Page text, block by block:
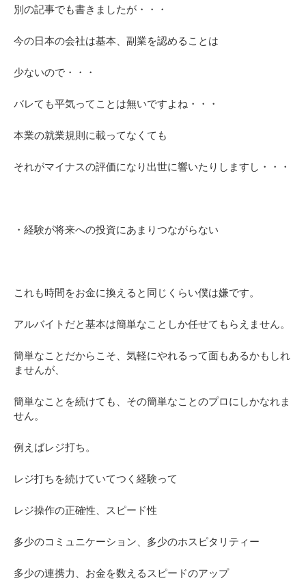
別の記事でも書きましたが・・・
今の日本の会社は基本、副業を認めることは
少ないので・・・
バレても平気ってことは無いですよね・・・
本業の就業規則に載ってなくても
それがマイナスの評価になり出世に響いたりしますし・・・
・経験が将来への投資にあまりつながらない
これも時間をお金に換えると同じくらい僕は嫌です。
アルバイトだと基本は簡単なことしか任せてもらえません。
簡単なことだからこそ、気軽にやれるって面もあるかもしれ
ませんが、
簡単なことを続けても、その簡単なことのプロにしかなれま
せん。
例えばレジ打ち。
レジ打ちを続けていてつく経験って
レジ操作の正確性、スピード性
多少のコミュニケーション、多少のホスピタリティー
多少の連携力、お金を数えるスピードのアップ